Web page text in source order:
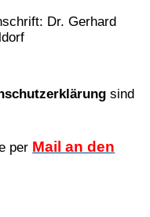
Dr. Gerhard
sind
per Mail an den